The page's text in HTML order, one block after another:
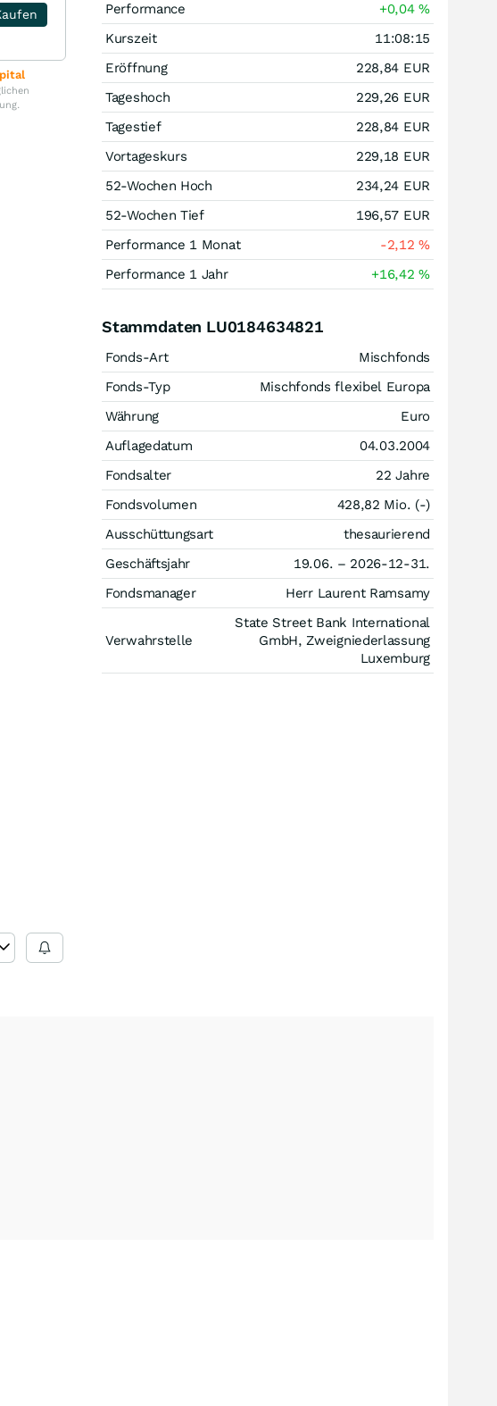
Performance
+0,04%
Kurszeit
11:08:15
Eröffnung
228,84 EUR
Tageshoch
229,26 EUR
Tagestief
228,84 EUR
Vortageskurs
229,18 EUR
52-Wochen Hoch
234,24 EUR
52-Wochen Tief
196,57 EUR
Performance 1 Monat
-2,12%
Performance 1 Jahr
+16,42%
Stammdaten LU0184634821
Fonds-Art
Mischfonds
Fonds-Typ
Mischfonds flexibel Europa
Währung
Euro
Auflagedatum
04.03.2004
Fondsalter
22 Jahre
Fondsvolumen
428,82 Mio. (-)
Ausschüttungsart
thesaurierend
Geschäftsjahr
19.06. – 2026-12-31.
Fondsmanager
Herr Laurent Ramsamy
Verwahrstelle
State Street Bank International
GmbH, Zweigniederlassung
Luxemburg